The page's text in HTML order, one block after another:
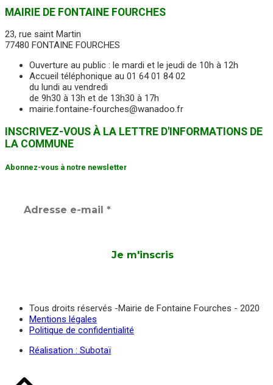
MAIRIE DE FONTAINE FOURCHES
23, rue saint Martin
77480 FONTAINE FOURCHES
Ouverture au public : le mardi et le jeudi de 10h à 12h
Accueil téléphonique au 01 64 01 84 02
du lundi au vendredi
de 9h30 à 13h et de 13h30 à 17h
mairie.fontaine-fourches@wanadoo.fr
INSCRIVEZ-VOUS À LA LETTRE D'INFORMATIONS DE
LA COMMUNE
Abonnez-vous à notre newsletter
Tous droits réservés -Mairie de Fontaine Fourches - 2020
Mentions légales
Politique de confidentialité
Réalisation : Subotaï